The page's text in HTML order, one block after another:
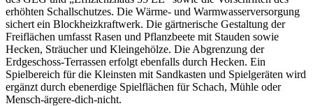
erhöhten Schallschutzes. Die Wärme- und Warmwasserversorgung
sichert ein Blockheizkraftwerk. Die gärtnerische Gestaltung der
Freiflächen umfasst Rasen und Pflanzbeete mit Stauden sowie
Hecken, Sträucher und Kleingehölze. Die Abgrenzung der
Erdgeschoss-Terrassen erfolgt ebenfalls durch Hecken. Ein
Spielbereich für die Kleinsten mit Sandkasten und Spielgeräten wird
ergänzt durch ebenerdige Spielflächen für Schach, Mühle oder
Mensch-ärgere-dich-nicht.